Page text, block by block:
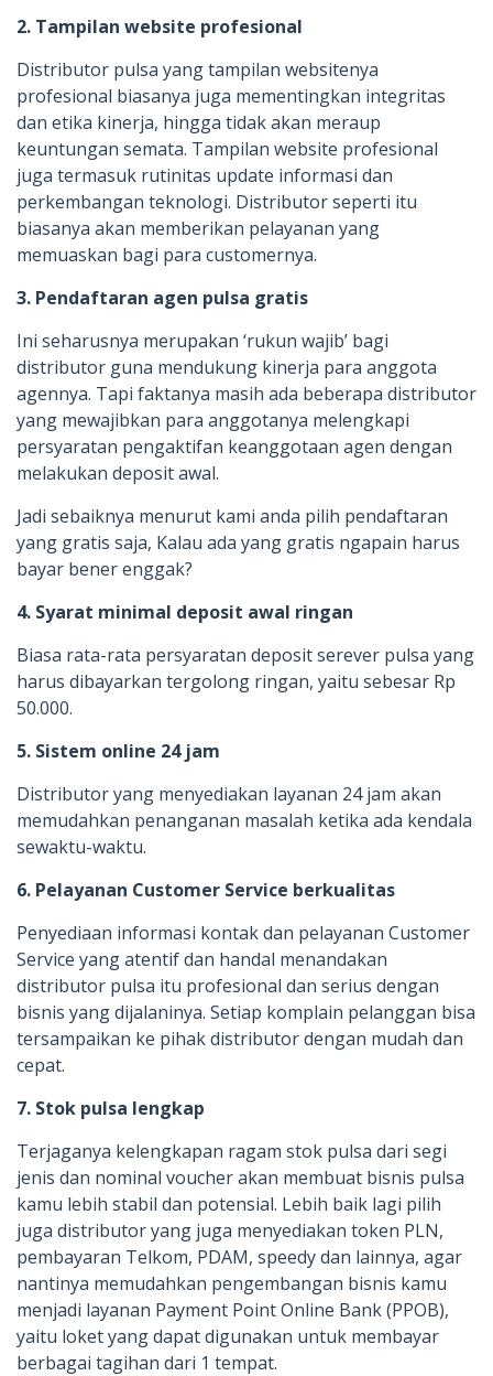
2. Tampilan website profesional
Distributor pulsa yang tampilan websitenya
profesional biasanya juga mementingkan integritas
dan etika kinerja, hingga tidak akan meraup
keuntungan semata. Tampilan website profesional
juga termasuk rutinitas update informasi dan
perkembangan teknologi. Distributor seperti itu
biasanya akan memberikan pelayanan yang
memuaskan bagi para customernya.
3. Pendaftaran agen pulsa gratis
Ini seharusnya merupakan ‘rukun wajib’ bagi
distributor guna mendukung kinerja para anggota
agennya. Tapi faktanya masih ada beberapa distributor
yang mewajibkan para anggotanya melengkapi
persyaratan pengaktifan keanggotaan agen dengan
melakukan deposit awal.
Jadi sebaiknya menurut kami anda pilih pendaftaran
yang gratis saja, Kalau ada yang gratis ngapain harus
bayar bener enggak?
4. Syarat minimal deposit awal ringan
Biasa rata-rata persyaratan deposit serever pulsa yang
harus dibayarkan tergolong ringan, yaitu sebesar Rp
50.000.
5. Sistem online 24 jam
Distributor yang menyediakan layanan 24 jam akan
memudahkan penanganan masalah ketika ada kendala
sewaktu-waktu.
6. Pelayanan Customer Service berkualitas
Penyediaan informasi kontak dan pelayanan Customer
Service yang atentif dan handal menandakan
distributor pulsa itu profesional dan serius dengan
bisnis yang dijalaninya. Setiap komplain pelanggan bisa
tersampaikan ke pihak distributor dengan mudah dan
cepat.
7. Stok pulsa lengkap
Terjaganya kelengkapan ragam stok pulsa dari segi
jenis dan nominal voucher akan membuat bisnis pulsa
kamu lebih stabil dan potensial. Lebih baik lagi pilih
juga distributor yang juga menyediakan token PLN,
pembayaran Telkom, PDAM, speedy dan lainnya, agar
nantinya memudahkan pengembangan bisnis kamu
menjadi layanan Payment Point Online Bank (PPOB),
yaitu loket yang dapat digunakan untuk membayar
berbagai tagihan dari 1 tempat.